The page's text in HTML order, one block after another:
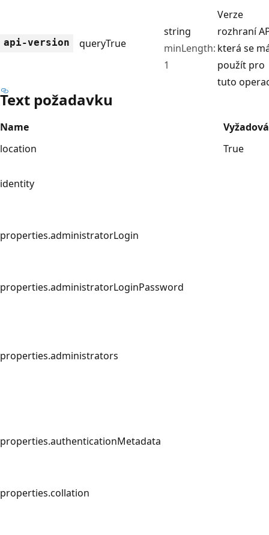
api-version queryTrue
string
minLength:
1
Verze
rozhraní
která se
použít pro
tuto
Text požadavku
Name
location
True
identity
properties.administratorLogin
properties.administratorLoginPassword
properties.administrators
properties.authenticationMetadata
properties.collation